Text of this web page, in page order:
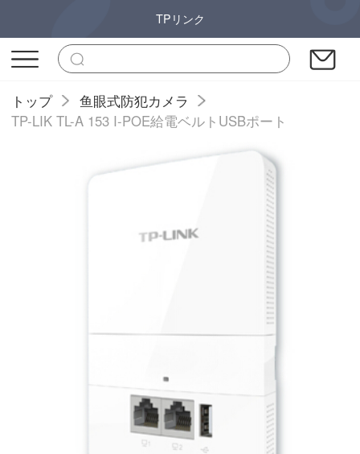
TPリンク
トップ
鱼眼式防犯カメラ
TP-LIK TL-A 153 I-POE給電ベルトUSBポート